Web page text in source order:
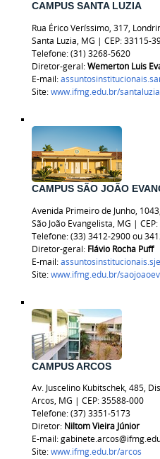
CAMPUS SANTA LUZIA
Rua Érico Veríssimo, 317,
Santa Luzia, MG | CEP: 33115-
Telefone: (31) 3268-5620
Diretor-geral:Wemerton Luis
E-mail:
Site:www.ifmg.edu.br/santaluzia
CAMPUS SÃO JOÃO
Avenida Primeiro de Junho,
São João Evangelista, MG |
Telefone: (33) 3412-2900 ou
Diretor-geral: Flávio Rocha Puff
E-mail:
Site:www.ifmg.edu.br/
CAMPUS ARCOS
Av. Juscelino Kubitschek, 485,
Arcos, MG | CEP: 35588-000
Telefone: (37) 3351-5173
Diretor: Niltom Vieira Júnior
E-mail:
Site:www.ifmg.edu.br/arcos